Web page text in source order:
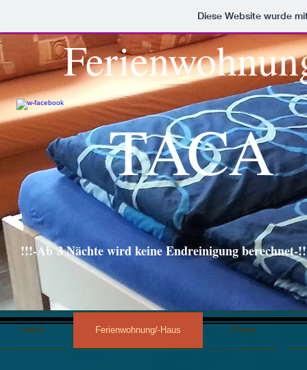
Diese Website wurde
TACA
!!!-Ab 3 Nächte wird keine Endreinigung berechnet-
home Ferienwohnung/-Haus Preise